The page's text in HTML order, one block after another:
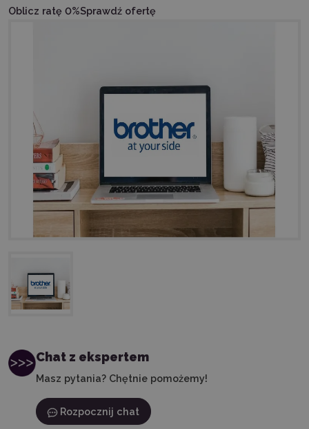
Chat z ekspertem
Masz pytania? Chętnie pomożemy!
Rozpocznij chat
Oblicz ratę 0%Sprawdź ofertę